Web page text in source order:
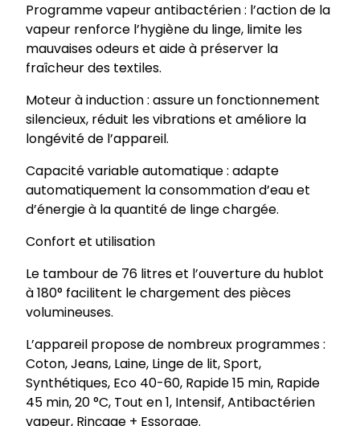
Programme vapeur antibactérien : l’action de la
vapeur renforce l’hygiène du linge, limite les
mauvaises odeurs et aide à préserver la
fraîcheur des textiles.
Moteur à induction : assure un fonctionnement
silencieux, réduit les vibrations et améliore la
longévité de l’appareil.
Capacité variable automatique : adapte
automatiquement la consommation d’eau et
d’énergie à la quantité de linge chargée.
Confort et utilisation
Le tambour de 76 litres et l’ouverture du hublot
à 180° facilitent le chargement des pièces
volumineuses.
L’appareil propose de nombreux programmes :
Coton, Jeans, Laine, Linge de lit, Sport,
Synthétiques, Eco 40-60, Rapide 15 min, Rapide
45 min, 20 °C, Tout en 1, Intensif, Antibactérien
vapeur, Rinçage + Essorage.